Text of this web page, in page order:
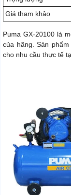
Giá tham khảo
Puma GX-20100 là
của hãng. Sản
cho nhu cầu thực tế